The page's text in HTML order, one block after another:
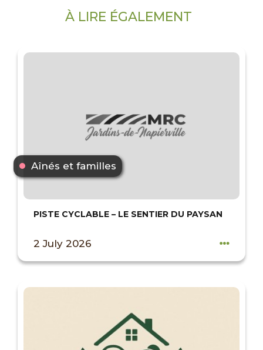
À LIRE ÉGALEMENT
Aînés et familles
PISTE CYCLABLE – LE SENTIER DU PAYSAN
2 July 2026